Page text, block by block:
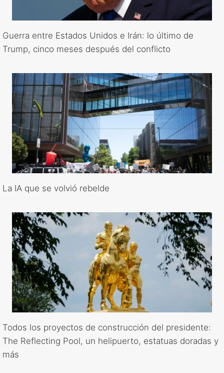
Guerra entre Estados Unidos e Irán: lo último de
Trump, cinco meses después del conflicto
La IA que se volvió rebelde
Todos los proyectos de construcción del presidente:
The Reflecting Pool, un helipuerto, estatuas doradas y
más